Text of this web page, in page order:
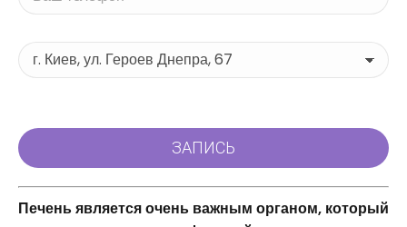
Печень является очень важным органом, который